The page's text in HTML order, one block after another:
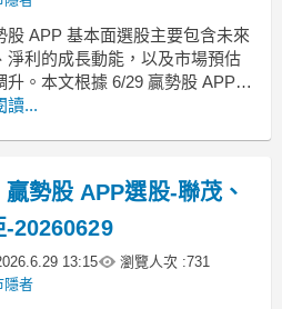
股 APP 基本面選股主要包含未來
淨利的成長動能，以及市場預估
本文根據 6/29 贏勢股 APP
選介紹整理。總分：以基本面、
標準差來判斷，負值代表低估，
低越好。詳情可參考另一篇文
運
讀...
贏勢股 APP選股-聯茂、
-20260629
13:15 瀏覽人次 :731
隱者